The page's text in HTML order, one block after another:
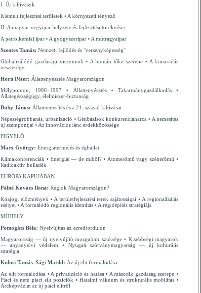
I. Új kihívások
Kiemelt fejlesztési területek • A környezeti tényező
II. A magyar vegyipar helyzete és fejlesztési törekvései
A petrolkémiai ipar • A gyógyszeripar • A műtrágyaipar
Szentes Tamás: Nemzeti fejlődés és "versenyképesség"
Globalizálódó gazdasági viszonyok • A humán tőke szerepe • A kimaradás
veszteségei
Horn Péter: Állattenyésztés Magyarországon
Mélyponton, 1990–1997 • Állattenyésztés • Takarmánygazdálkodás •
Állategészségügy, élelmiszer-biztonság
Dohy János: Állatnemesítés és a 21. század kihívásai
Népességrobbanás, urbanizáció • Génbázisok konkurenciaharca • A nemesítés
új szempontjai • Az innovációs lánc érdekközössége
FIGYELŐ
Marx György: Energiatermelés és éghajlat
Klímakonferenciák • Energiát — de miből? • Atomerőmű vagy szénerőmű •
Radioaktív hulladék
EURÓPA KAPUJÁBAN
Pálné Kovács Ilona: Régiók Magyarországon?
Közjogi előzmények • A területfejlesztési terek sajátosságai • A regionalizálás
esélyei • A formálódó regionális identitás • A régióépítés stratégiája
MŰHELY
Pomogáts Béla: Nyelvújítás az ezredfordulón
Magyarország — új nyelvújító mozgalom szüksége • Kisebbségi magyarok
— anyanyelvi védelem • Nyugati szórványmagyarság — új kulturális
stratégia
Kolosi Tamás–Sági Matild: Az új elit formálódása
Az elit formálódása • A privatizáció és hatása • A második gazdaság szerepe •
Piaci és nem piaci elit pozíciók • Hatalmi vákuum és strukturális mobilitás •
Arcképvázlat az új piaci elitről